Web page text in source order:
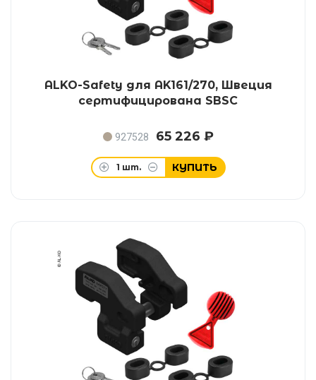
ALKO-Safety для AK161/270, Швеция
сертифицирована SBSC
927528 65 226 ₽
1 шт. КУПИТЬ